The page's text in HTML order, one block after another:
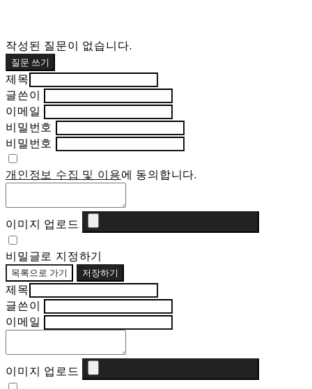
작성된 질문이 없습니다.
질문 쓰기
제목
글쓴이
이메일
비밀번호
비밀번호
개인정보 수집 및 이용에 동의합니다.
이미지 업로드
비밀글로 지정하기
목록으로 가기 저장하기
제목
글쓴이
이메일
이미지 업로드